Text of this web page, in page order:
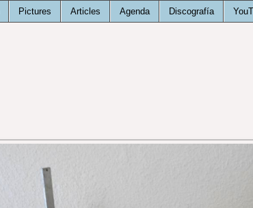
Pictures Articles Agenda Discografía